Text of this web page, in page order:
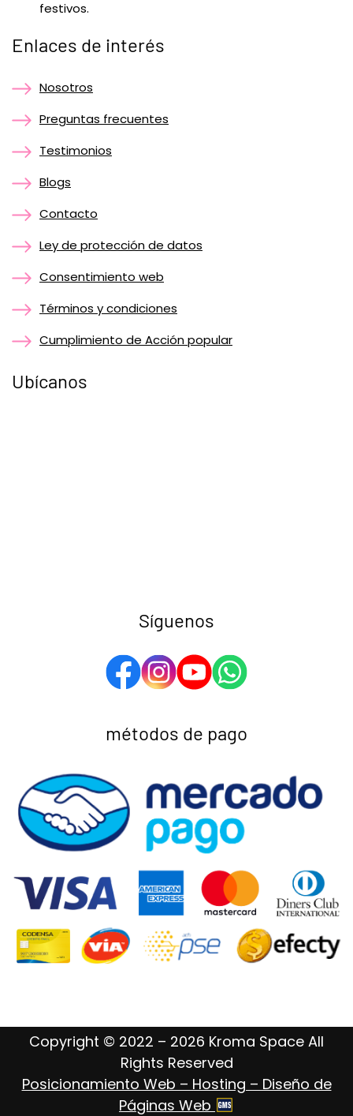
festivos.
Enlaces de interés
Nosotros
Preguntas frecuentes
Testimonios
Blogs
Contacto
Ley de protección de datos
Consentimiento web
Términos y condiciones
Cumplimiento de Acción popular
Ubícanos
Síguenos
métodos de pago
Copyright © 2022 – 2026 Kroma Space All
Rights Reserved
Posicionamiento Web – Hosting – Diseño de
Páginas Web